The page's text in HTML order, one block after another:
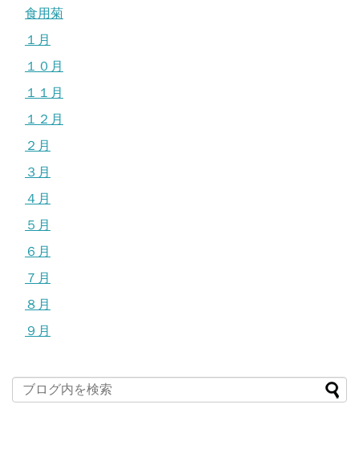
食用菊
１月
１０月
１１月
１２月
２月
３月
４月
５月
６月
７月
８月
９月